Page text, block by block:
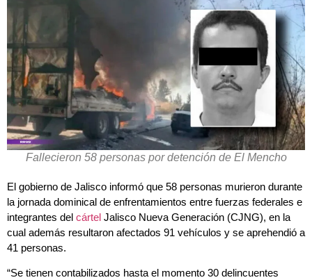
Fallecieron 58 personas por detención de El Mencho
El gobierno de Jalisco informó que 58 personas murieron durante
la jornada dominical de enfrentamientos entre fuerzas federales e
integrantes del cártel Jalisco Nueva Generación (CJNG), en la
cual además resultaron afectados 91 vehículos y se aprehendió a
41 personas.
“Se tienen contabilizados hasta el momento 30 delincuentes